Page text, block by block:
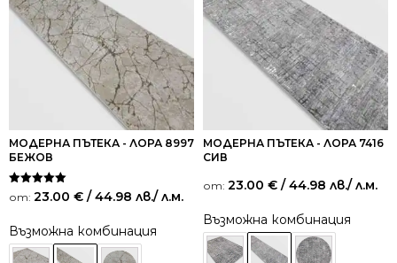
МОДЕРНА ПЪТЕКА - ЛОРА 8997
БЕЖОВ
Оценено на
5.00
от: 23.00 € / 44.98 лв./ л.м.
Възможна комбинация
МОДЕРНА ПЪТЕКА - ЛОРА 7416
СИВ
от: 23.00 € / 44.98 лв./ л.м.
Възможна комбинация